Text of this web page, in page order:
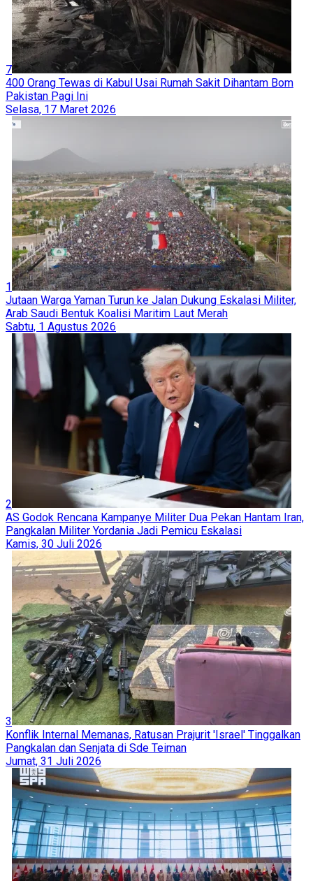
7
400 Orang Tewas di Kabul Usai Rumah Sakit Dihantam Bom
Pakistan Pagi Ini
Selasa, 17 Maret 2026
1
Jutaan Warga Yaman Turun ke Jalan Dukung Eskalasi Militer,
Arab Saudi Bentuk Koalisi Maritim Laut Merah
Sabtu, 1 Agustus 2026
2
AS Godok Rencana Kampanye Militer Dua Pekan Hantam Iran,
Pangkalan Militer Yordania Jadi Pemicu Eskalasi
Kamis, 30 Juli 2026
3
Konflik Internal Memanas, Ratusan Prajurit 'Israel' Tinggalkan
Pangkalan dan Senjata di Sde Teiman
Jumat, 31 Juli 2026